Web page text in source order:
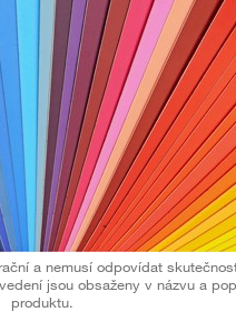
a nemusí odpovídat
jsou obsaženy v názvu a
produktu.